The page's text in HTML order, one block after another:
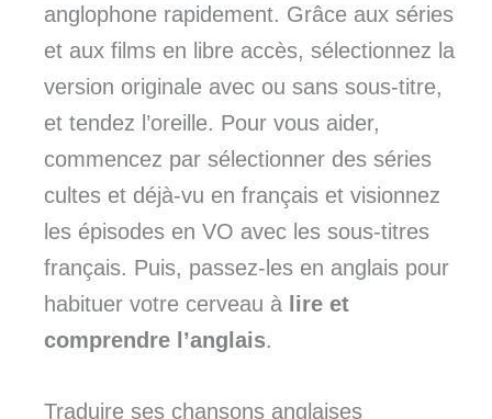
anglophone rapidement. Grâce aux séries
et aux films en libre accès, sélectionnez la
version originale avec ou sans sous-titre,
et tendez l’oreille. Pour vous aider,
commencez par sélectionner des séries
cultes et déjà-vu en français et visionnez
les épisodes en VO avec les sous-titres
français. Puis, passez-les en anglais pour
habituer votre cerveau à lire et
comprendre l’anglais.
Traduire ses chansons anglaises